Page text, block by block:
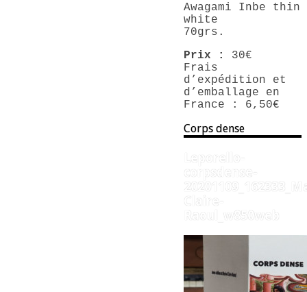
Awagami Inbe thin
white
70grs.
Prix :
30€
Frais
d’expédition et
d’emballage en
France : 6,50€
Corps dense
Raoul_w850web